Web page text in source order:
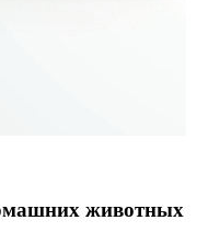
животных